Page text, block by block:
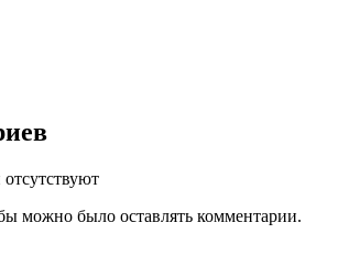
можно было оставлять комментарии.